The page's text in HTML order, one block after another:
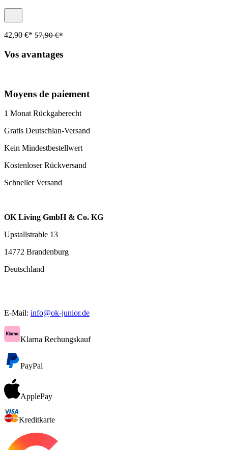
42,90 €* 57,90 €*
Vos avantages
Moyens de paiement
1 Monat Rückgaberecht
Gratis Deutschlan-Versand
Kein Mindestbestellwert
Kostenloser Rückversand
Schneller Versand
OK Living GmbH & Co. KG
Upstallstrable 13
14772 Brandenburg
Deutschland
E-Mail: info@ok-junior.de
Klarna Rechungskauf
PayPal
ApplePay
Kreditkarte